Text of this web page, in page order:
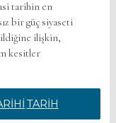
tarihin en
bir güç siyaseti
ilişkin,
kesitler
TARİH